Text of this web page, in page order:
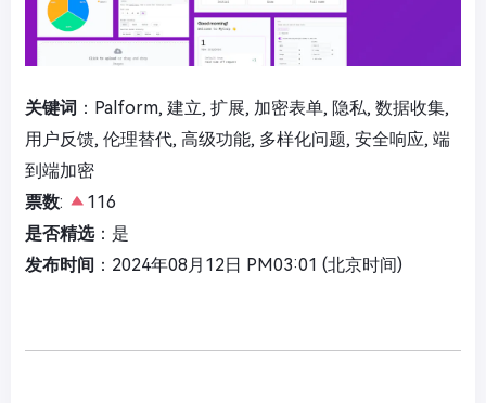
关键词 ：Palform, 建立, 扩展, 加密表单, 隐私, 数据收集,
用户反馈, 伦理替代, 高级功能, 多样化问题, 安全响应, 端
到端加密
票数:
116
是否精选：是
发布时间 ：2024年08月12日 PM03:01 (北京时间)